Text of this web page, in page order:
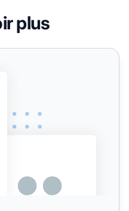
plus
sur le SEO